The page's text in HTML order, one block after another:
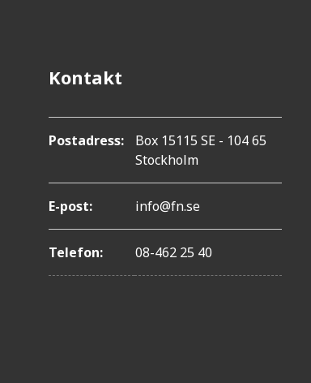
Kontakt
Postadress:
Box 15115 SE - 104 65
Stockholm
E-post: info@fn.se
Telefon: 08-462 25 40